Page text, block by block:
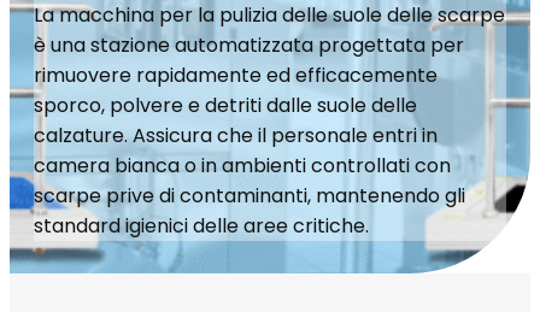
La macchina per la pulizia delle suole delle scarpe
è una stazione automatizzata progettata per
rimuovere rapidamente ed efficacemente
sporco, polvere e detriti dalle suole delle
calzature. Assicura che il personale entri in
camera bianca o in ambienti controllati con
scarpe prive di contaminanti, mantenendo gli
standard igienici delle aree critiche.